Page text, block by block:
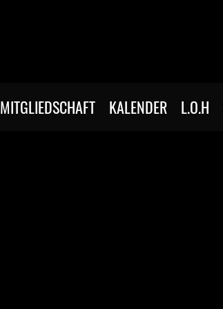
MITGLIEDSCHAFT KALENDER L.O.H